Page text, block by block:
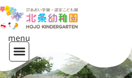
menu